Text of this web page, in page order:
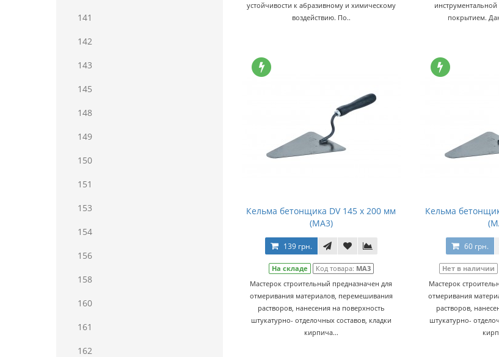
141
142
143
145
148
149
150
151
153
154
156
158
160
161
162
устойчивости к абразивному и химическому
воздействию. По..
покрытием.
Кельма бетонщика DV 145 x 200 мм
(МА3)
139 грн.
На складе Код товара: МА3
Мастерок строительный предназначен для
отмеривания материалов, перемешивания
растворов, нанесения на поверхность
штукатурно- отделочных составов, кладки
кирпича...
Кельма
60 грн.
Нет в наличии
Мастерок
отмеривания
растворов,
штукатурно-